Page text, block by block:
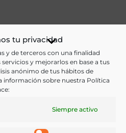
tu privacidad
y de terceros con una finalidad
y mejorarlos en base a tus
anónimo de tus hábitos de
información sobre nuestra Política
Siempre activo
su autor, era individuo
insigne Universidad de
de la Villa de Bañolas